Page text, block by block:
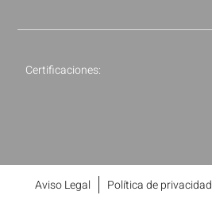
Certificaciones:
Aviso Legal Política de privacidad